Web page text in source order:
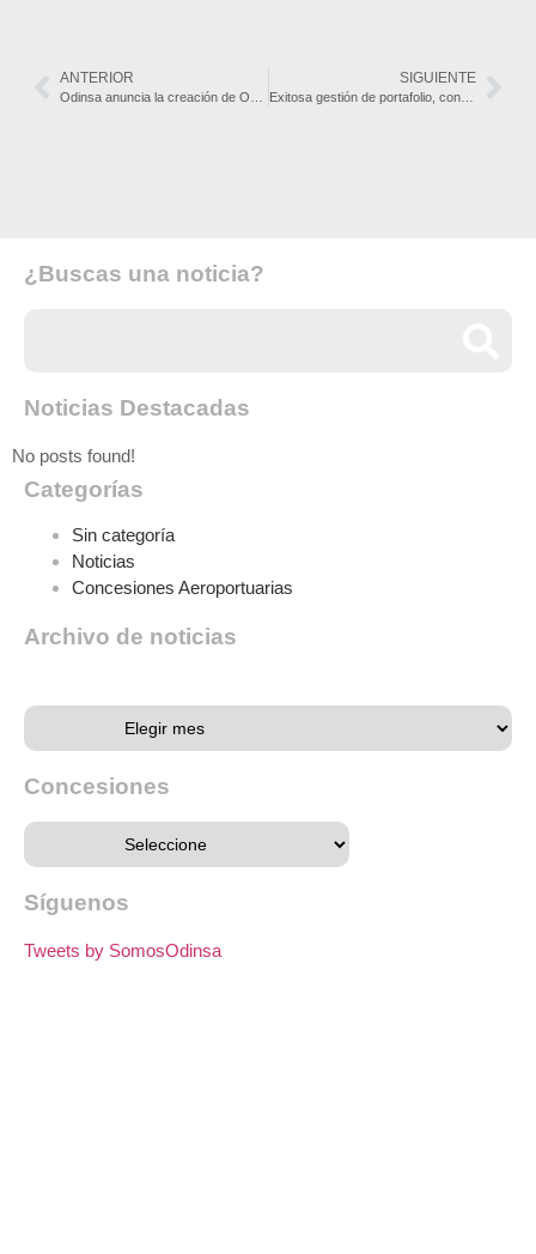
ANTERIOR SIGUIENTE
Exitosa gestión de portafolio, con refinanciación del aeropuerto Mariscal Sucre por USD 500M, impulsa la estrategia de crecimiento de Odinsa en Latinoamérica
¿Buscas una noticia?
Noticias Destacadas
No posts found!
Categorías
Sin categoría
Noticias
Concesiones Aeroportuarias
Archivo de noticias
Concesiones
Síguenos
Tweets by SomosOdinsa